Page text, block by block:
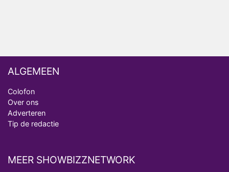
ALGEMEEN
Colofon
Over ons
Adverteren
Tip de redactie
MEER SHOWBIZZNETWORK